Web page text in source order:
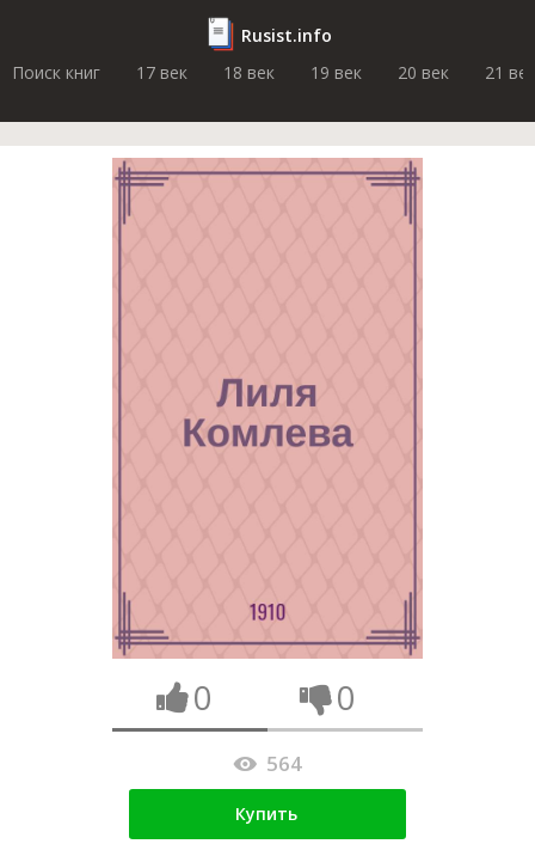
Rusist.info
Поиск книг
17 век 18 век 19 век 20 век 21 век
0 0
564
Купить